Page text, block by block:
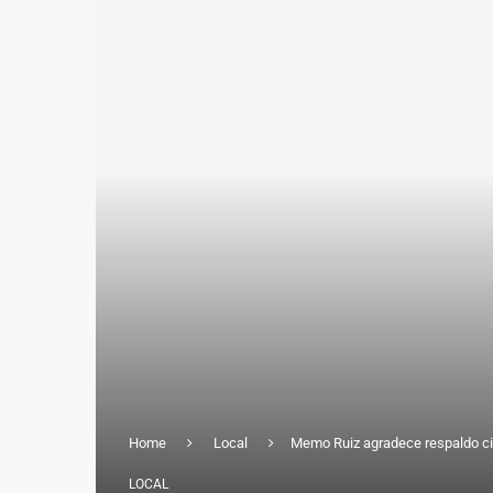
Home Local Memo Ruiz agradece respaldo
LOCAL